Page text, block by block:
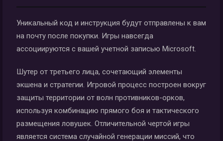
Уникальный код и инструкция будут отправлены к вам
на почту после покупки. Игры навсегда
ассоциируются с вашей учетной записью Microsoft.
Шутер от третьего лица, сочетающий элементы
экшена и стратегии. Игровой процесс построен вокруг
защиты территории от волн противников-орков,
используя комбинацию прямого боя и тактического
размещения ловушек. Отличительной чертой игры
является система случайной генерации миссий, что